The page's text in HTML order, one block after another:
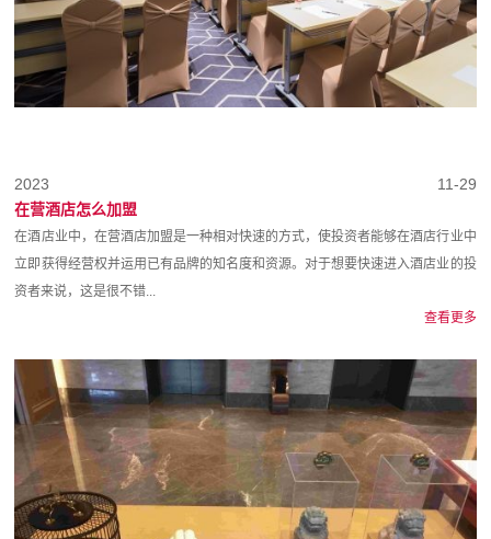
11-29
2023
在营酒店怎么加盟
在酒店业中，在营酒店加盟是一种相对快速的方式，使投资者能够在酒店行业中
立即获得经营权并运用已有品牌的知名度和资源。对于想要快速进入酒店业的投
资者来说，这是很不错...
查看更多